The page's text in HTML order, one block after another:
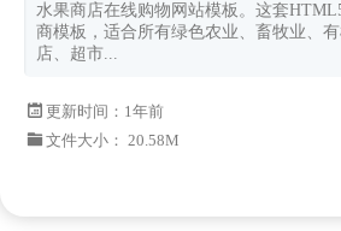
水果商店在线购物网站模板。这套
商模板，适合所有绿色农业、畜牧业、
店、超市...
更新时间： 1年前
文件大小： 20.58M